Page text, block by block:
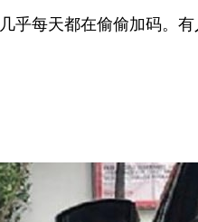
几乎每天都在偷偷加码。有